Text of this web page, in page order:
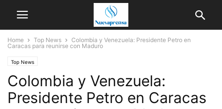
Home Top News
Colombia y Venezuela: Presidente Petro en
Caracas para reunirse con Maduro
Top News
Colombia y Venezuela:
Presidente Petro en Caracas